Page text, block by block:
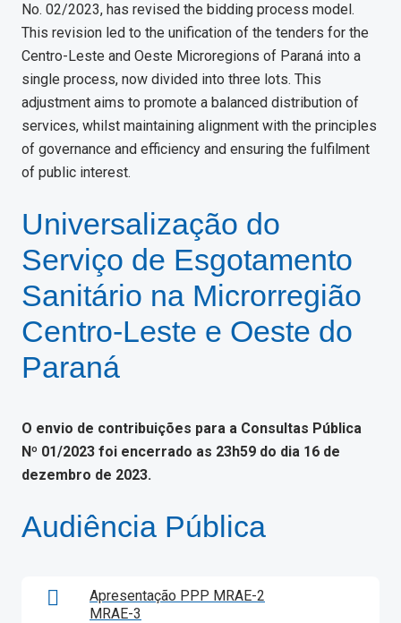
No. 02/2023, has revised the bidding process model.
This revision led to the unification of the tenders for the
Centro-Leste and Oeste Microregions of Paraná into a
single process, now divided into three lots. This
adjustment aims to promote a balanced distribution of
services, whilst maintaining alignment with the principles
of governance and efficiency and ensuring the fulfilment
of public interest.
Universalização do
Serviço de Esgotamento
Sanitário na Microrregião
Centro-Leste e Oeste do
Paraná
O envio de contribuições para a Consultas Pública
Nº 01/2023 foi encerrado as 23h59 do dia 16 de
dezembro de 2023.
Audiência Pública
Apresentação PPP MRAE-2
MRAE-3